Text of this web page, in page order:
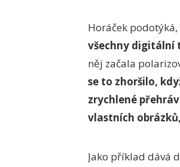
Horáček podotýká,
všechny digitální
něj začala
se to zhoršilo,
zrychlené
vlastních
Jako příklad dává